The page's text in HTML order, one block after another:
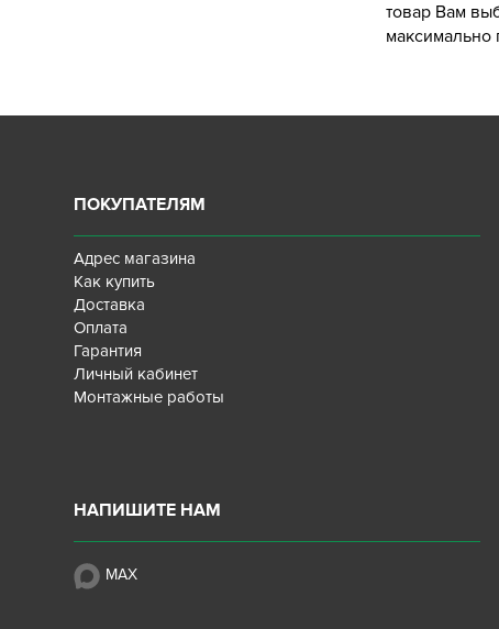
товар Вам
максимально
ПОКУПАТЕЛЯМ
Адрес магазина
Как купить
Доставка
Оплата
Гарантия
Личный кабинет
Монтажные работы
НАПИШИТЕ НАМ
MAX